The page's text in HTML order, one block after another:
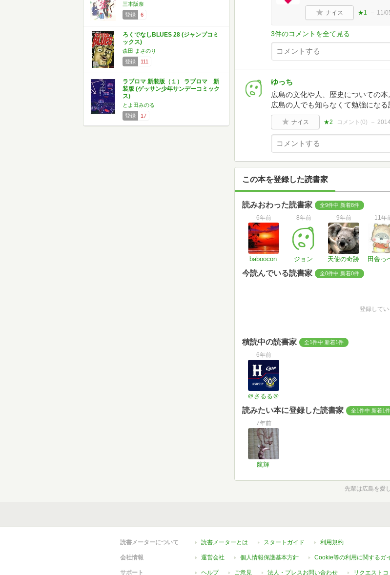
三本阪奈
登録
6
ろくでなしBLUES 28 (ジャンプコミ
ックス)
森田 まさのり
登録
111
ラブロマ 新装版（１） ラブロマ 新
装版 (ゲッサン少年サンデーコミック
ス)
とよ田みのる
登録
17
ナイス ★1 11/
3件のコメントを全て見る
ゆっち
広島の文化や人、歴史についての
広島の人でも知らなくて勉強になる
ナイス ★2 コメント(0)
この本を登録した読書家
読みおわった読書家 全9件中 新着8件
6年前
baboocon
8年前
ジョン
9年前
天使の奇跡
11年
田舎っ
今読んでいる読書家 全0件中 新着0件
登録して
積読中の読書家 全1件中 新着1件
6年前
＠さるる＠
読みたい本に登録した読書家 全1件中 新着1件
7年前
航輝
先輩は広島を愛
読書メーターについて 読書メーターとは スタートガイド 利用規約
会社情報 運営会社 個人情報保護基本方針 Cookie等の利用に関するガ
サポート ヘルプ ご意見 法人・プレスお問い合わせ リクエスト